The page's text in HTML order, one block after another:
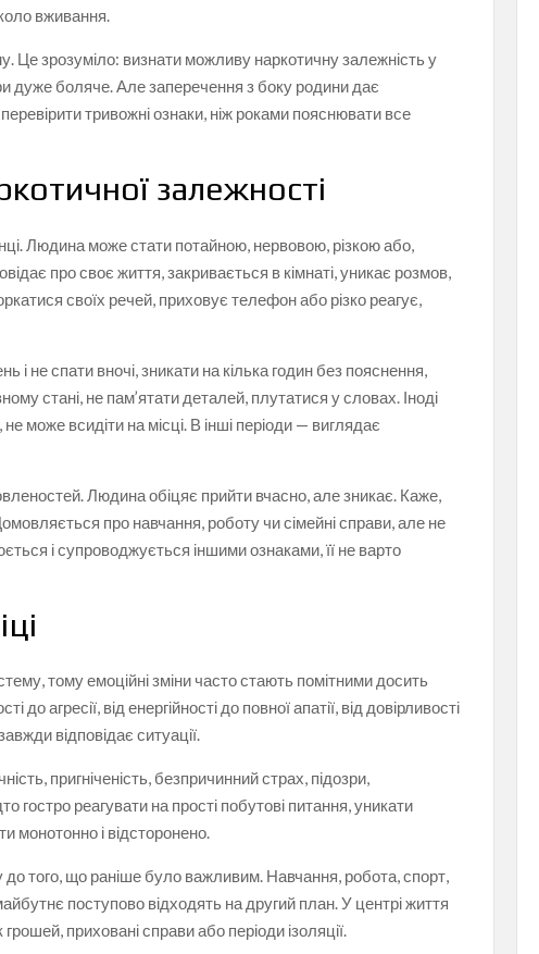
вживання.
Це зрозуміло: визнати можливу наркотичну залежність у
дуже боляче. Але заперечення з боку родини дає
тривожні ознаки, ніж роками пояснювати все
залежності
Людина може стати потайною, нервовою, різкою або,
про своє життя, закривається в кімнаті, уникає розмов,
своїх речей, приховує телефон або різко реагує,
не спати вночі, зникати на кілька годин без пояснення,
стані, не пам’ятати деталей, плутатися у словах. Іноді
може всидіти на місці. В інші періоди — виглядає
Людина обіцяє прийти вчасно, але зникає. Каже,
про навчання, роботу чи сімейні справи, але не
і супроводжується іншими ознаками, її не варто
тому емоційні зміни часто стають помітними досить
агресії, від енергійності до повної апатії, від довірливості
відповідає ситуації.
пригніченість, безпричинний страх, підозри,
гостро реагувати на прості побутові питання, уникати
монотонно і відсторонено.
того, що раніше було важливим. Навчання, робота, спорт,
поступово відходять на другий план. У центрі життя
приховані справи або періоди ізоляції.